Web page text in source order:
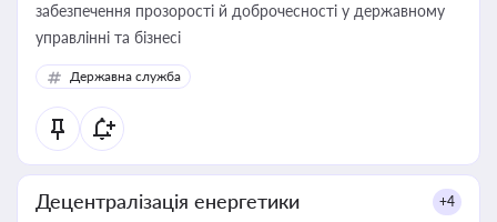
забезпечення прозорості й доброчесності у державному
управлінні та бізнесі
Державна служба
Децентралізація енергетики +4